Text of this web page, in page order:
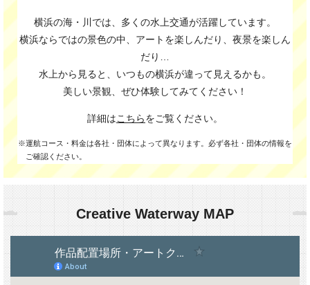
横浜の海・川では、多くの水上交通が活躍しています。
横浜ならではの景色の中、アートを楽しんだり、夜景を楽しん
だり…
水上から見ると、いつもの横浜が違って見えるかも。
美しい景観、ぜひ体験してみてください！
詳細はこちらをご覧ください。
※運航コース・料金は各社・団体によって異なります。必ず各社・団体の情報を
ご確認ください。
Creative Waterway MAP